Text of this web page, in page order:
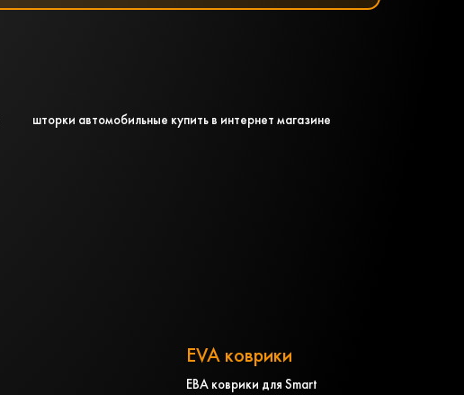
EVA коврики
ЕВА коврики для Smart
шторки автомобильные купить в интернет магазине